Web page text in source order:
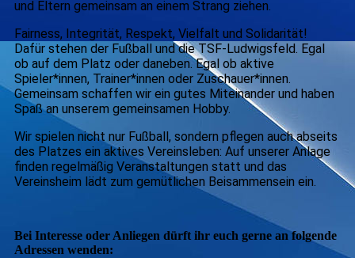
und Eltern gemeinsam an einem Strang ziehen.
Fairness, Integrität, Respekt, Vielfalt und Solidarität!
Dafür stehen der Fußball und die TSF-Ludwigsfeld. Egal
ob auf dem Platz oder daneben. Egal ob aktive
Spieler*innen, Trainer*innen oder Zuschauer*innen.
Gemeinsam schaffen wir ein gutes Miteinander und haben
Spaß an unserem gemeinsamen Hobby.
Wir spielen nicht nur Fußball, sondern pflegen auch abseits
des Platzes ein aktives Vereinsleben: Auf unserer Anlage
finden regelmäßig Veranstaltungen statt und das
Vereinsheim lädt zum gemütlichen Beisammensein ein.
Bei Interesse oder Anliegen dürft ihr euch gerne an folgende
Adressen wenden: